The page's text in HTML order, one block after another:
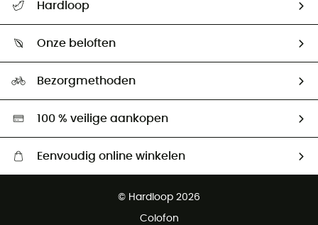
Mijn zending volgen
Retourzendingen & Terugbetalingen
Hardloop
Ambassadeurs
Onze beloften
Hardgreen
Bezorgmethoden
100 % veilige aankopen
Eenvoudig online winkelen
Gratis retourneren binnen 100 dagen
© Hardloop 2026
Colofon